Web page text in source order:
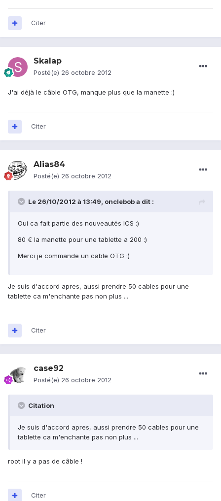
Citer
Skalap
Posté(e) 26 octobre 2012
J'ai déjà le câble OTG, manque plus que la manette :)
Citer
Alias84
Posté(e) 26 octobre 2012
Le 26/10/2012 à 13:49, onclebob a dit :
Oui ca fait partie des nouveautés ICS :)
80 € la manette pour une tablette a 200 :)
Merci je commande un cable OTG :)
Je suis d'accord apres, aussi prendre 50 cables pour une
tablette ca m'enchante pas non plus ...
Citer
case92
Posté(e) 26 octobre 2012
Citation
Je suis d'accord apres, aussi prendre 50 cables pour une
tablette ca m'enchante pas non plus ...
root il y a pas de câble !
Citer